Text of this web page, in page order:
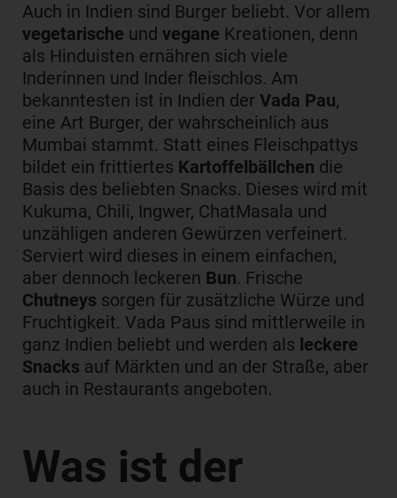
Auch in Indien sind Burger beliebt. Vor allem
vegetarische und vegane Kreationen, denn
als Hinduisten ernähren sich viele
Inderinnen und Inder fleischlos. Am
bekanntesten ist in Indien der Vada Pau,
eine Art Burger, der wahrscheinlich aus
Mumbai stammt. Statt eines Fleischpattys
bildet ein frittiertes Kartoffelbällchen die
Basis des beliebten Snacks. Dieses wird mit
Kukuma, Chili, Ingwer, ChatMasala und
unzähligen anderen Gewürzen verfeinert.
Serviert wird dieses in einem einfachen,
aber dennoch leckeren Bun. Frische
Chutneys sorgen für zusätzliche Würze und
Fruchtigkeit. Vada Paus sind mittlerweile in
ganz Indien beliebt und werden als leckere
Snacks auf Märkten und an der Straße, aber
auch in Restaurants angeboten.
Was ist der